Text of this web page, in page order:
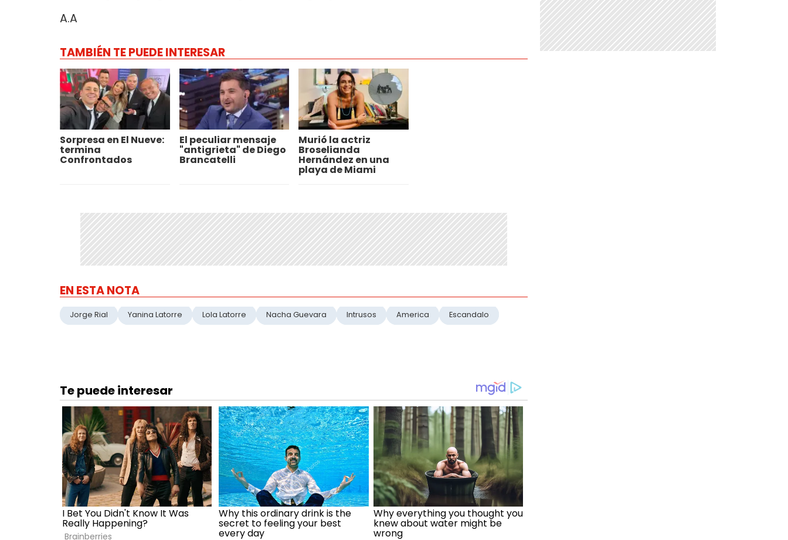
A.A
TAMBIÉN TE PUEDE INTERESAR
Sorpresa en El Nueve:
termina
Confrontados
El peculiar mensaje
"antigrieta" de Diego
Brancatelli
Murió la actriz
Broselianda
Hernández en una
playa de Miami
EN ESTA NOTA
Jorge Rial Yanina Latorre Lola Latorre Nacha Guevara Intrusos America Escandalo